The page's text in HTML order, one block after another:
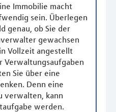
Immobilie macht
sein. Überlegen
genau, ob Sie der
gewachsen
Vollzeit angestellt
Verwaltungsaufgaben
Sie über eine
Denn eine
verwalten, kann
werden.